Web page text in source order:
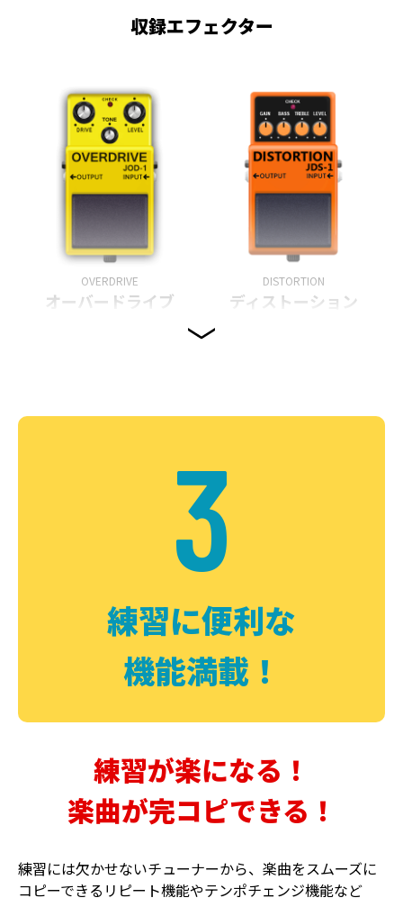
収録エフェクター
OVERDRIVE
オーバードライブ
DISTORTION
ディストーション
DELAY PHASER
3
練習に便利な
機能満載！
練習が楽になる！
楽曲が完コピできる！
練習には欠かせないチューナーから、楽曲をスムーズに
コピーできるリピート機能やテンポチェンジ機能など